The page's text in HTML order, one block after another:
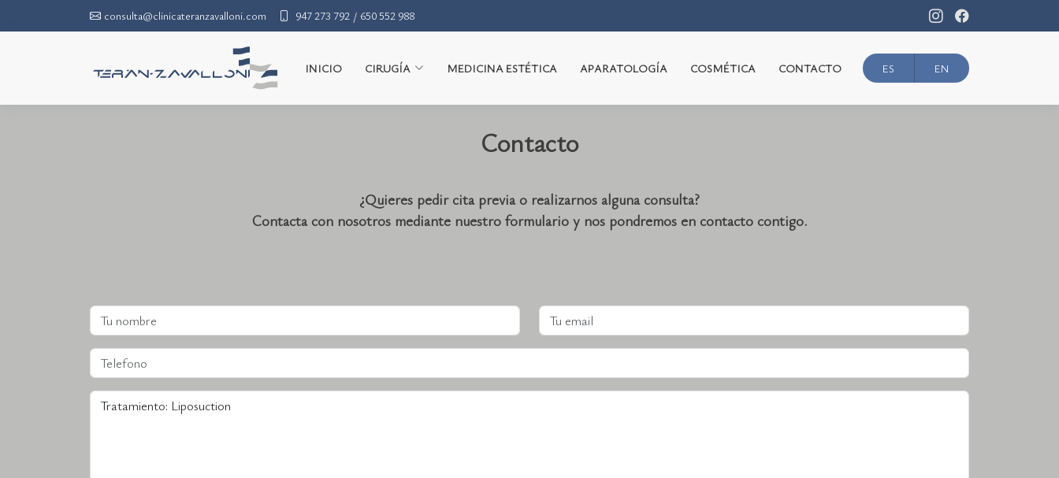
consulta@clinicateranzavalloni.com 947 273 792 / 650 552 988
INICIO CIRUGÍA MEDICINA ESTÉTICA APARATOLOGÍA COSMÉTICA CONTACTO
Contacto
¿Quieres pedir cita previa o realizarnos alguna consulta?
Contacta con nosotros mediante nuestro formulario y nos pondremos en contacto contigo.